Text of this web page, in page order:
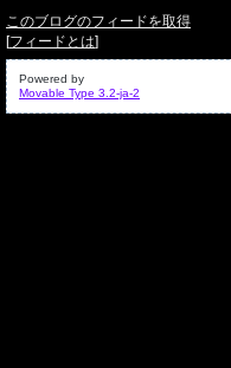
このブログのフィードを取得
[フィードとは]
Powered by
Movable Type 3.2-ja-2